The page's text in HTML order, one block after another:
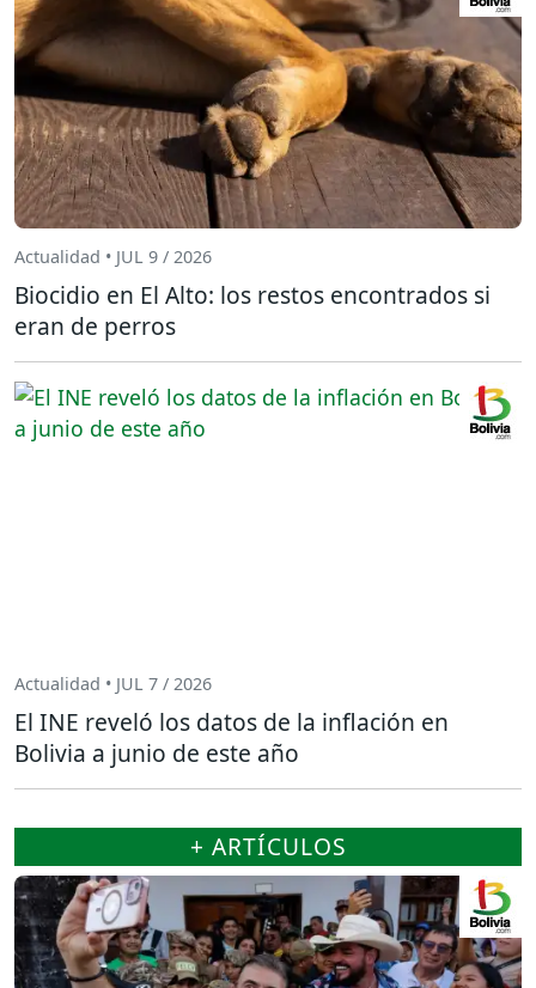
Actualidad • JUL 9 / 2026
Biocidio en El Alto: los restos encontrados si
eran de perros
Actualidad • JUL 7 / 2026
El INE reveló los datos de la inflación en
Bolivia a junio de este año
+ ARTÍCULOS